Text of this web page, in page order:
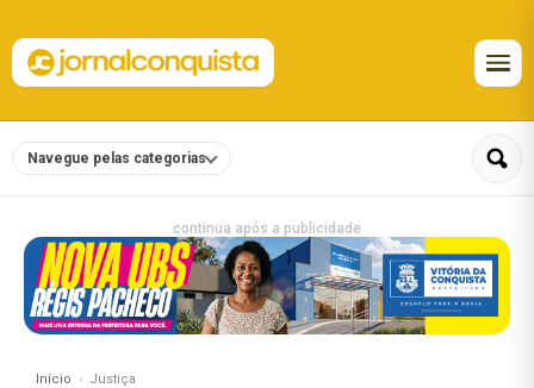
Navegue pelas categorias
continua após a publicidade
Início Justiça